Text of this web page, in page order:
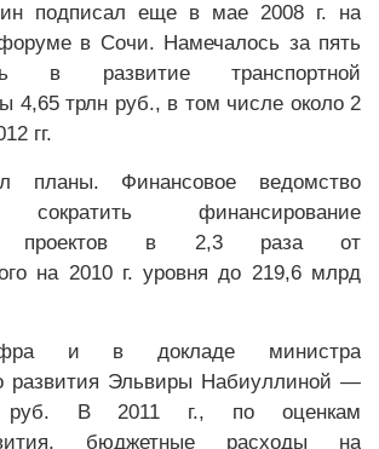
подписал еще в мае 2008 г. на
в Сочи. Намечалось за пять
в развитие транспортной
4,65 трлн руб., в том числе около 2
гг.
планы. Финансовое ведомство
сократить финансирование
проектов в 2,3 раза от
на 2010 г. уровня до 219,6 млрд
и в докладе министра
развития Эльвиры Набиуллиной —
В 2011 г., по оценкам
бюджетные расходы на